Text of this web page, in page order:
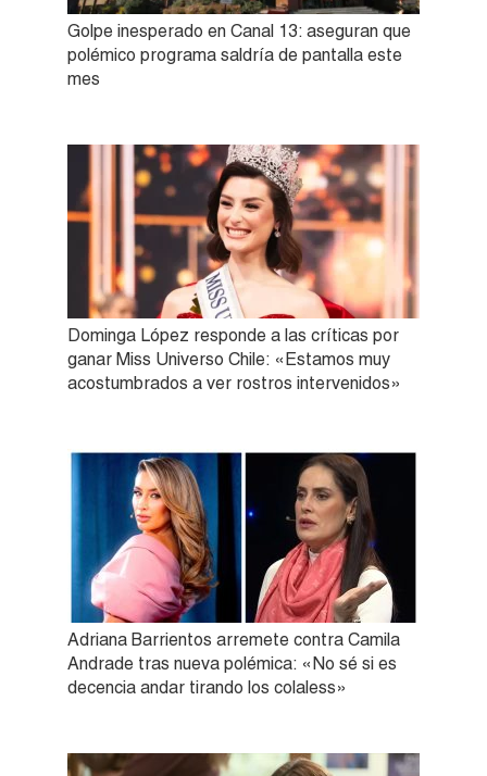
Golpe inesperado en Canal 13: aseguran que
polémico programa saldría de pantalla este
mes
Dominga López responde a las críticas por
ganar Miss Universo Chile: «Estamos muy
acostumbrados a ver rostros intervenidos»
Adriana Barrientos arremete contra Camila
Andrade tras nueva polémica: «No sé si es
decencia andar tirando los colaless»